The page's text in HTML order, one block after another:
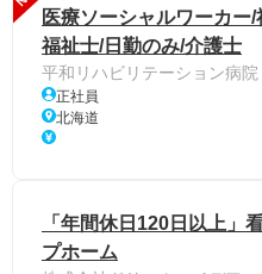
医療ソーシャルワーカー
福祉士/日勤のみ/介護士
平和リハビリテーション病院
正社員
北海道
「年間休日120日以上」
プホーム